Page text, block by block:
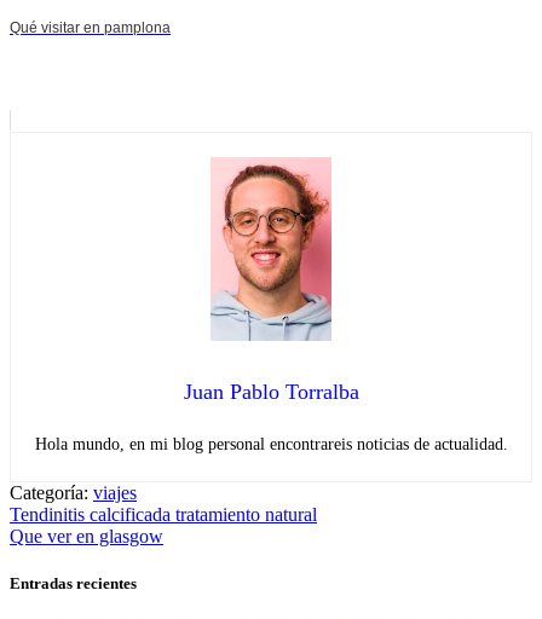
Qué visitar en pamplona
Juan Pablo Torralba
Hola mundo, en mi blog personal encontrareis noticias de actualidad.
Categoría: viajes
Navegación
de
entradas
Entrada
anterior:
Tendinitis calcificada tratamiento natural
Entrada
Que ver en glasgow
Entradas recientes